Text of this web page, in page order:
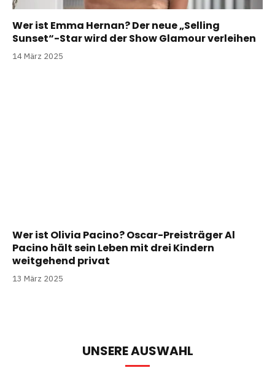
Wer ist Emma Hernan? Der neue „Selling
Sunset“-Star wird der Show Glamour verleihen
14 März 2025
Wer ist Olivia Pacino? Oscar-Preisträger Al
Pacino hält sein Leben mit drei Kindern
weitgehend privat
13 März 2025
UNSERE AUSWAHL